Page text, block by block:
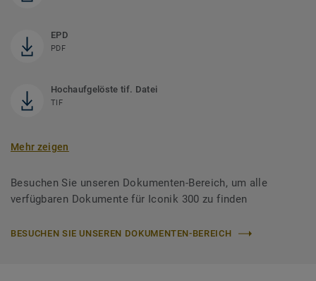
EPD
PDF
Hochaufgelöste tif. Datei
TIF
Mehr zeigen
Besuchen Sie unseren Dokumenten-Bereich, um alle
verfügbaren Dokumente für Iconik 300 zu finden
BESUCHEN SIE UNSEREN DOKUMENTEN-BEREICH